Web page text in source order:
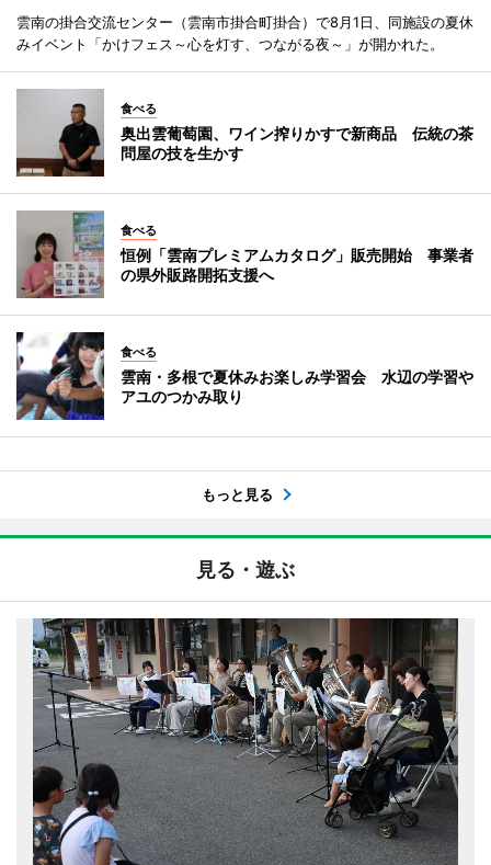
雲南の掛合交流センター（雲南市掛合町掛合）で8月1日、同施設の夏休
みイベント「かけフェス～心を灯す、つながる夜～」が開かれた。
食べる
奥出雲葡萄園、ワイン搾りかすで新商品 伝統の茶
問屋の技を生かす
食べる
恒例「雲南プレミアムカタログ」販売開始 事業者
の県外販路開拓支援へ
食べる
雲南・多根で夏休みお楽しみ学習会 水辺の学習や
アユのつかみ取り
もっと見る
見る・遊ぶ